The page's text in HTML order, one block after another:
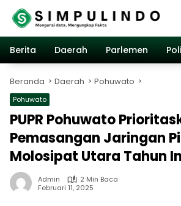
Langsung
konten
Berita
Daerah Parlemen
Beranda Daerah Pohuwato
Pohuwato
PUPR Pohuwato
Pemasangan Jaringan
Molosipat Utara Tahun
Admin
2 Min Baca
Februari 11, 2025